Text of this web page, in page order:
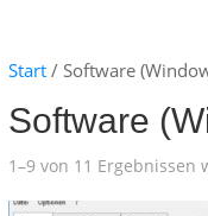
Start / Software
Software
1–9 von 11 Ergebnissen